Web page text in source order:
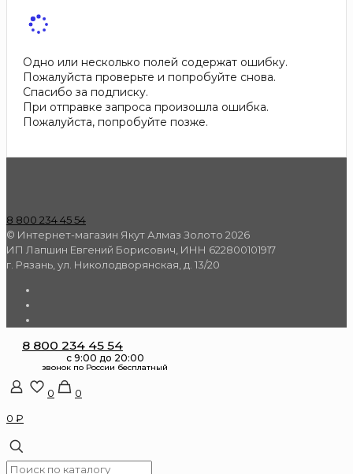
Одно или несколько полей содержат ошибку.
Пожалуйста проверьте и попробуйте снова.
Спасибо за подписку.
При отправке запроса произошла ошибка.
Пожалуйста, попробуйте позже.
8 800 234 45 54
© Интернет-магазин Якут Алмаз Золото 2026
ИП Лапшин Евгений Борисович, ИНН 622800101917
г. Рязань, ул. Николодворянская, д. 13/20
8 800 234 45 54
0
0
0 ₽